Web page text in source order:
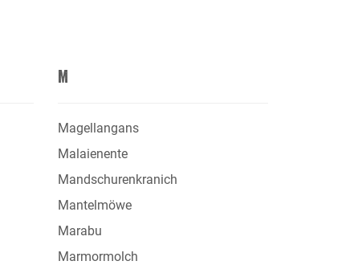
M
Magellangans
Malaienente
Mandschurenkranich
Mantelmöwe
Marabu
Marmormolch